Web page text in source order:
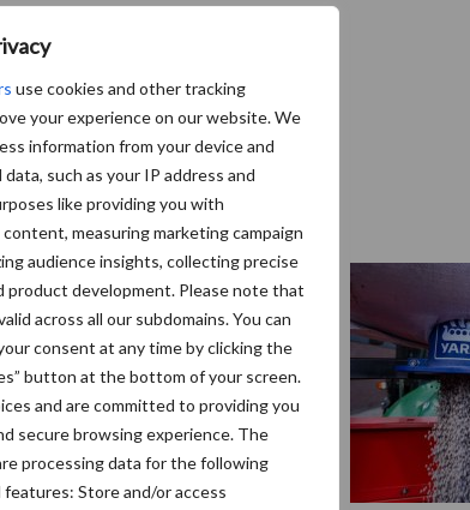
use cookies and other tracking
your experience on our website. We
information from your device and
such as your IP address and
like providing you with
measuring marketing campaign
audience insights, collecting precise
product development. Please note that
across all our subdomains. You can
consent at any time by clicking the
button at the bottom of your screen.
and are committed to providing you
secure browsing experience. The
processing data for the following
Store and/or access
moment de groeistimulans die
gecombineerd